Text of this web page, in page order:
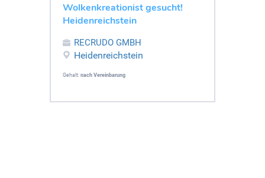
Wolkenkreationist gesucht!
Heidenreichstein
RECRUDO GMBH
Heidenreichstein
Gehalt: nach Vereinbarung